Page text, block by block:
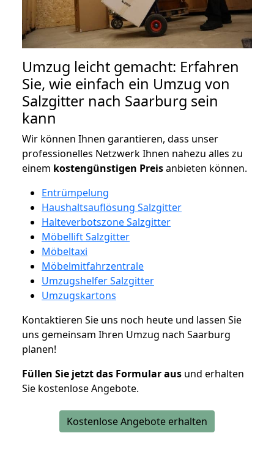
Umzug leicht gemacht: Erfahren
Sie, wie einfach ein Umzug von
Salzgitter nach Saarburg sein
kann
Wir können Ihnen garantieren, dass unser
professionelles Netzwerk Ihnen nahezu alles zu
einem kostengünstigen Preisanbieten können.
Entrümpelung
Haushaltsauflösung Salzgitter
Halteverbotszone Salzgitter
Möbellift Salzgitter
Möbeltaxi
Möbelmitfahrzentrale
Umzugshelfer Salzgitter
Umzugskartons
Kontaktieren Sie uns noch heute und lassen Sie
uns gemeinsam Ihren Umzug nach Saarburg
planen!
Füllen Sie jetzt das Formular aus und erhalten
Sie kostenlose Angebote.
Kostenlose Angebote erhalten